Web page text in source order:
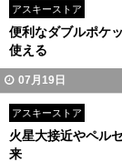
アスキーストア
便利なダブルポケ
使える
07月19日
アスキーストア
火星大接近やペル
来